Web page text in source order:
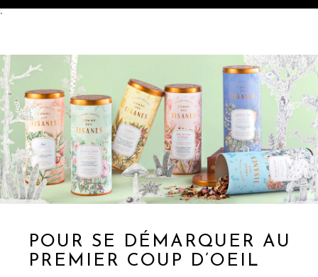
`
POUR SE DÉMARQUER AU
PREMIER COUP D’OEIL